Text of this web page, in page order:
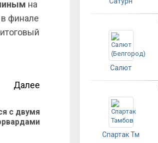
на
в финале
Далее
с двумя
Салют
Спартак Тм